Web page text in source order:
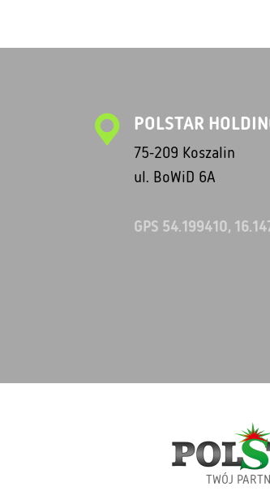
POLSTAR
75-209 Koszalin
ul. BoWiD 6A
GPS 54.199410,
TWÓJ